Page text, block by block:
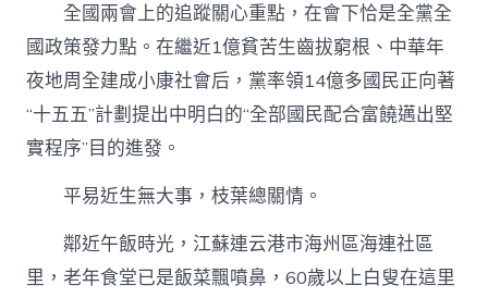
全國兩會上的追蹤關心重點，在會下恰是全黨全
國政策發力點。在繼近1億貧苦生齒拔窮根、中華年
夜地周全建成小康社會后，黨率領14億多國民正向著
“十五五”計劃提出中明白的“全部國民配合富饒邁出堅
實程序”目的進發。
平易近生無大事，枝葉總關情。
鄰近午飯時光，江蘇連云港市海州區海連社區
里，老年食堂已是飯菜飄噴鼻，60歲以上白叟在這里